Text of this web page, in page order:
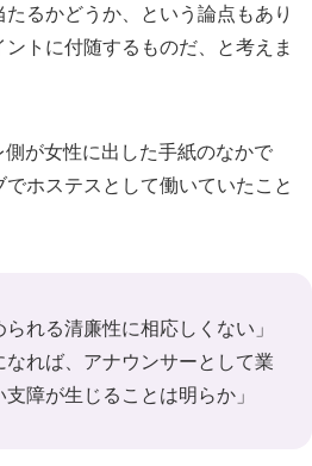
るかどうか、という論点もあり
トに付随するものだ、と考えま
が女性に出した手紙のなかで
ホステスとして働いていたこと
られる清廉性に相応しくない」
なれば、アナウンサーとして業
障が生じることは明らか」